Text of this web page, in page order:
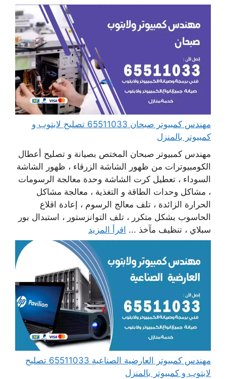
مهندس كمبيوتر صبحان 65511033 تصليح لابتوب و
كمبيوتر بالمنزل
مهندس كمبيوتر صبحان المختص بصيانة و تصليح أعطال
الكومبيوترات من ظهور الشاشة الزرقاء ، ظهور الشاشة
السوداء ، تعطيل كرت الشاشة وحدة معالجة الرسومات
، مشاكل وحدات الطاقة و التغذية ، معالجة مشاكل
الحرارة الزائدة ، تلف معالج الرسوم ، إعادة اقلاع
الحاسوب بشكل متكرر ، تلف التوانزستور ، استبدال بور
سبلاي ، تنظيف مآخذ ... اقرأ المزيد
مهندس كمبيوتر العارضية الصناعية 65511033 تصليح
لابتوب و كمبيوتر بالمنزل